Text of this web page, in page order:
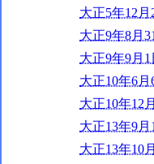
大正5年12月
大正9年8月
大正9年9月
大正10年6月
大正10年12
大正13年9月
大正13年10